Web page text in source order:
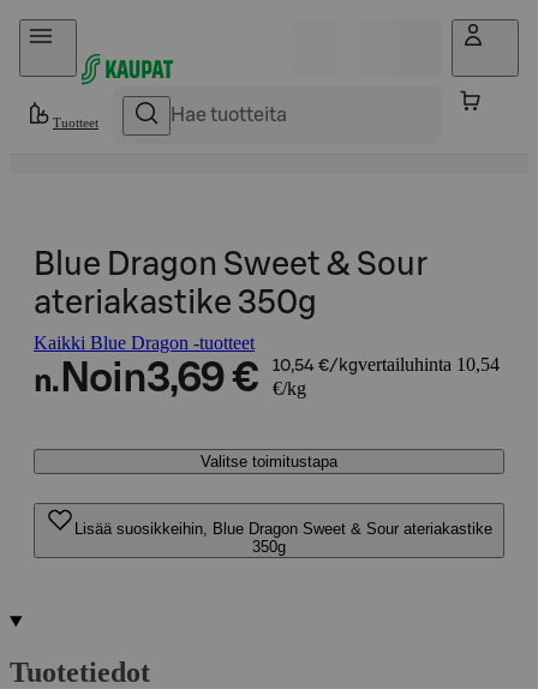
Hyppää sisältöön
Tuotteet
Blue Dragon Sweet & Sour
ateriakastike 350g
Kaikki Blue Dragon -tuotteet
n. Noin3,69 € 10,54 €/kgvertailuhinta 10,54
€/kg
Valitse toimitustapa
Lisää suosikkeihin, Blue Dragon Sweet & Sour ateriakastike
350g
Tuotetiedot